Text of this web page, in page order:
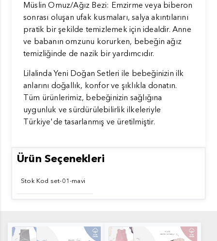
Müslin Omuz/Ağız Bezi: Emzirme veya biberon
sonrası oluşan ufak kusmaları, salya akıntılarını
pratik bir şekilde temizlemek için idealdir. Anne
ve babanın omzunu korurken, bebeğin ağız
temizliğinde de nazik bir yardımcıdır.
Lilalinda Yeni Doğan Setleri ile bebeğinizin ilk
anlarını doğallık, konfor ve şıklıkla donatın.
Tüm ürünlerimiz, bebeğinizin sağlığına
uygunluk ve sürdürülebilirlik ilkeleriyle
Türkiye'de tasarlanmış ve üretilmiştir.
Ürün Seçenekleri
Stok Kod set-01-mavi
Hediye Seti Pembe2